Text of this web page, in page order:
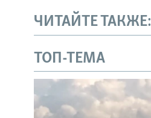
ЧИТАЙТЕ ТАКЖЕ:
ТОП-ТЕМА